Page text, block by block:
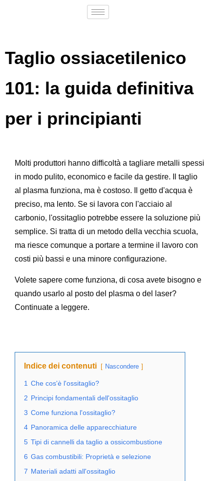
Taglio ossiacetilenico
101: la guida definitiva
per i principianti
Molti produttori hanno difficoltà a tagliare metalli spessi
in modo pulito, economico e facile da gestire. Il taglio
al plasma funziona, ma è costoso. Il getto d'acqua è
preciso, ma lento. Se si lavora con l'acciaio al
carbonio, l'ossitaglio potrebbe essere la soluzione più
semplice. Si tratta di un metodo della vecchia scuola,
ma riesce comunque a portare a termine il lavoro con
costi più bassi e una minore configurazione.
Volete sapere come funziona, di cosa avete bisogno e
quando usarlo al posto del plasma o del laser?
Continuate a leggere.
Indice dei contenuti Nascondere
1 Che cos'è l'ossitaglio?
2 Principi fondamentali dell'ossitaglio
3 Come funziona l'ossitaglio?
4 Panoramica delle apparecchiature
5 Tipi di cannelli da taglio a ossicombustione
6 Gas combustibili: Proprietà e selezione
7 Materiali adatti all'ossitaglio